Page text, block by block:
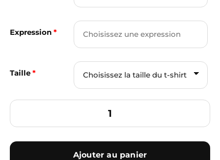
Expression *
Taille *
Ajouter au panier